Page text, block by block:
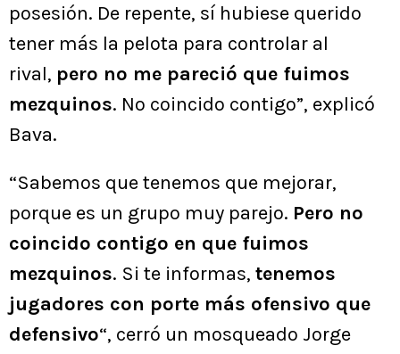
posesión. De repente, sí hubiese querido
tener más la pelota para controlar al
rival, pero no me pareció que fuimos
mezquinos. No coincido contigo”, explicó
Bava.
“Sabemos que tenemos que mejorar,
porque es un grupo muy parejo. Pero no
coincido contigo en que fuimos
mezquinos. Si te informas, tenemos
jugadores con porte más ofensivo que
defensivo“, cerró un mosqueado Jorge